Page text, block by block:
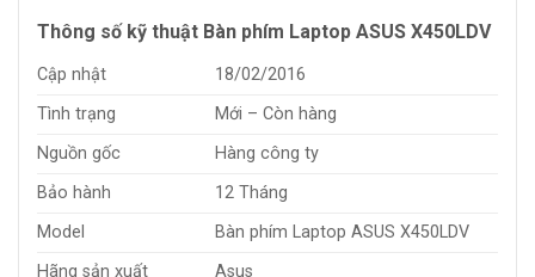
Thông số kỹ thuật Bàn phím Laptop ASUS X450LDV
Cập nhật
18/02/2016
Tình trạng
Mới – Còn hàng
Nguồn gốc
Hàng công ty
Bảo hành
12 Tháng
Model
Bàn phím Laptop ASUS X450LDV
Hãng sản xuất
Asus